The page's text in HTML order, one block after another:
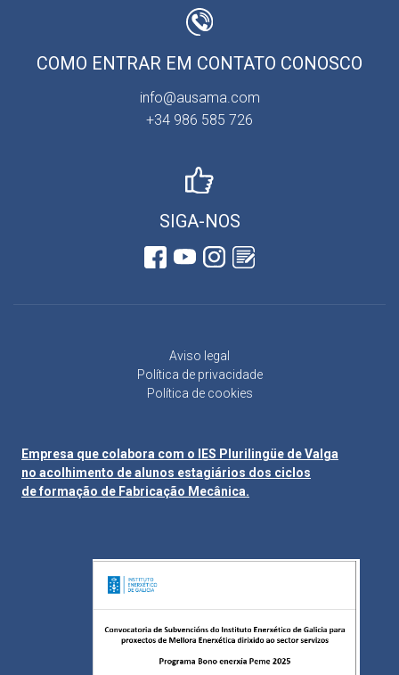
COMO ENTRAR EM CONTATO CONOSCO
info@ausama.com
+34 986 585 726
SIGA-NOS
Aviso legal
Política de privacidade
Política de cookies
Empresa que colabora com o IES Plurilingüe de Valga
no acolhimento de alunos estagiários dos ciclos
de formação de Fabricação Mecânica.